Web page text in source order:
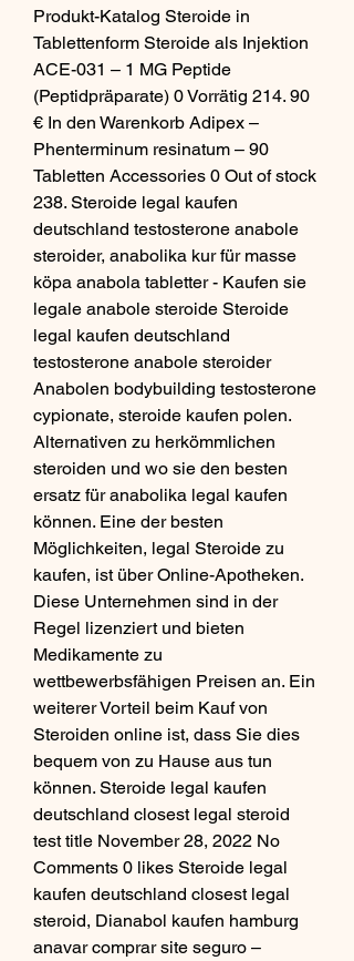
Produkt-Katalog Steroide in
Tablettenform Steroide als Injektion
ACE-031 – 1 MG Peptide
(Peptidpräparate) 0 Vorrätig 214. 90
€ In den Warenkorb Adipex –
Phenterminum resinatum – 90
Tabletten Accessories 0 Out of stock
238. Steroide legal kaufen
deutschland testosterone anabole
steroider, anabolika kur für masse
köpa anabola tabletter - Kaufen sie
legale anabole steroide Steroide
legal kaufen deutschland
testosterone anabole steroider
Anabolen bodybuilding testosterone
cypionate, steroide kaufen polen.
Alternativen zu herkömmlichen
steroiden und wo sie den besten
ersatz für anabolika legal kaufen
können. Eine der besten
Möglichkeiten, legal Steroide zu
kaufen, ist über Online-Apotheken.
Diese Unternehmen sind in der
Regel lizenziert und bieten
Medikamente zu
wettbewerbsfähigen Preisen an. Ein
weiterer Vorteil beim Kauf von
Steroiden online ist, dass Sie dies
bequem von zu Hause aus tun
können. Steroide legal kaufen
deutschland closest legal steroid
test title November 28, 2022 No
Comments 0 likes Steroide legal
kaufen deutschland closest legal
steroid, Dianabol kaufen hamburg
anavar comprar site seguro –